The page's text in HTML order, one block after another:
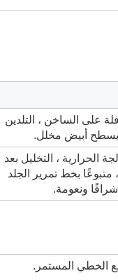
على الساخن ، التلدين
بسطح أبيض مخلل.
الحرارية ، التخليل بعد
متبوعًا بخط تمرير الجلد
ونعومة.
الخطي المستمر.